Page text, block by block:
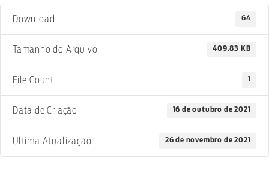
Download 64
Tamanho do Arquivo 409.83 KB
File Count 1
Data de Criação 16 de outubro de 2021
Ultima Atualização 26 de novembro de 2021